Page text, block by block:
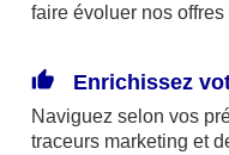
mandataires
246 et n°13 005
surwww.orias.fr)
faire évoluer nos
Enrichissez
Naviguez selon vos
traceurs marketing et